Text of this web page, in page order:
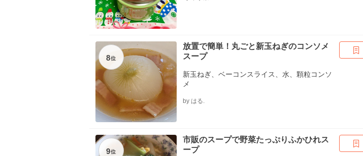
8位
放置で簡単！丸ごと新玉ねぎのコンソメ
スープ
新玉ねぎ、ベーコンスライス、水、顆粒コンソ
メ
by はる.
9位
市販のスープで野菜たっぷりふかひれス
ープ